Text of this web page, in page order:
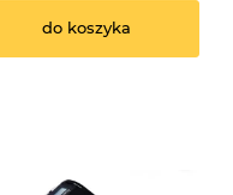
do koszyka